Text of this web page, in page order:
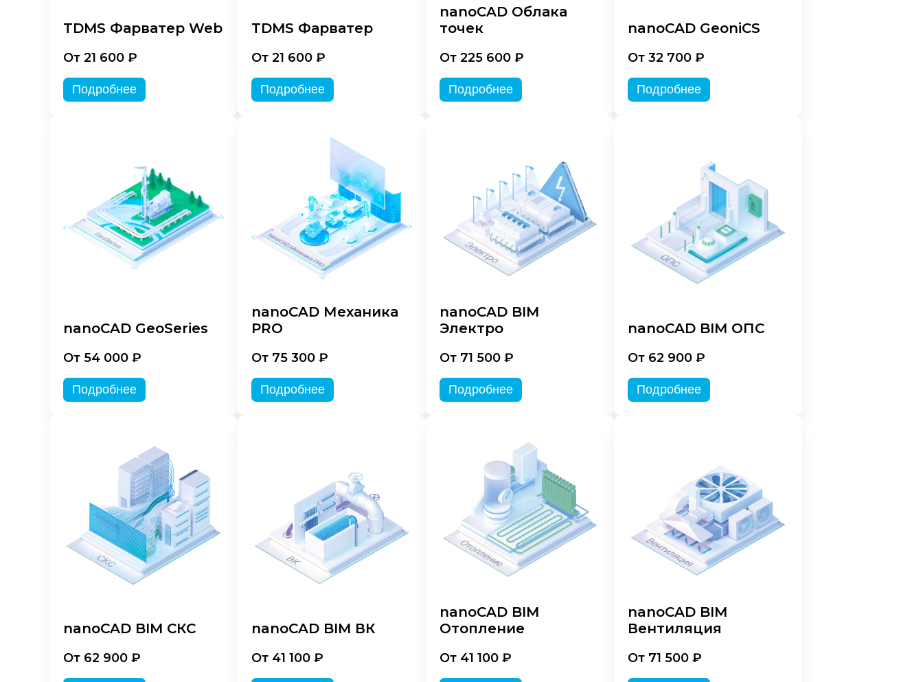
TDMS Фарватер Web
От 21 600 ₽
Подробнее
TDMS Фарватер
От 21 600 ₽
Подробнее
nanoCAD Облака
точек
От 225 600 ₽
Подробнее
nanoCAD GeoniCS
От 32 700 ₽
Подробнее
nanoCAD GeoSeries
От 54 000 ₽
Подробнее
nanoCAD Механика
PRO
От 75 300 ₽
Подробнее
nanoCAD BIM
Электро
От 71 500 ₽
Подробнее
nanoCAD BIM ОПС
От 62 900 ₽
Подробнее
nanoCAD BIM СКС
От 62 900 ₽
nanoCAD BIM ВК
От 41 100 ₽
nanoCAD BIM
Отопление
От 41 100 ₽
nanoCAD BIM
Вентиляция
От 71 500 ₽